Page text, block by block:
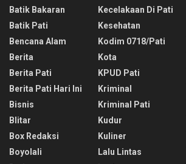
Batik Bakaran
Batik Pati
Bencana Alam
Berita
Berita Pati
Berita Pati Hari Ini
Bisnis
Blitar
Box Redaksi
Boyolali
Kecelakaan Di Pati
Kesehatan
Kodim 0718/pati
Kota
KPUD Pati
Kriminal
Kriminal Pati
Kudur
Kuliner
Lalu Lintas